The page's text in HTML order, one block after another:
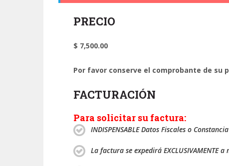
PRECIO
$ 7,500.00
Por favor conserve el comprobante de su
FACTURACIÓN
Para solicitar su factura:
INDISPENSABLE Datos Fiscales o
La factura se expedirá